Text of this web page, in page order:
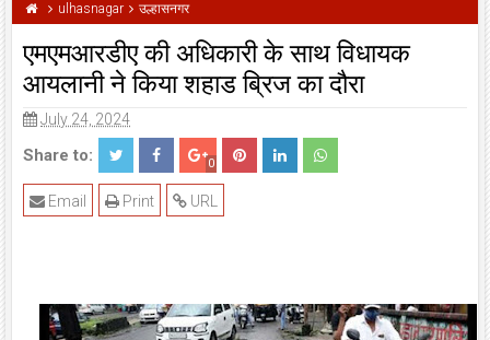
ulhasnagar उल्हासनगर
एमएमआरडीए की अधिकारी के साथ विधायक
आयलानी ने किया शहाड ब्रिज का दौरा
July 24, 2024
Share to: 0
URL
Print
Email